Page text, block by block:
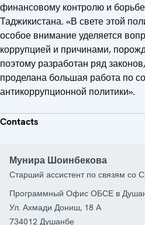
финансовому контролю и
Таджикистана. «В свете этой
особое внимание уделяется
коррупцией и причинами,
поэтому разработан ряд
проделана большая работа по
антикоррупционной политики».
Contacts
Мунира Шоинбекова
Старший ассистент по связям со
Программный Офис ОБСЕ в
Ул. Ахмади Дониш, 18 А
734012 Душанбе